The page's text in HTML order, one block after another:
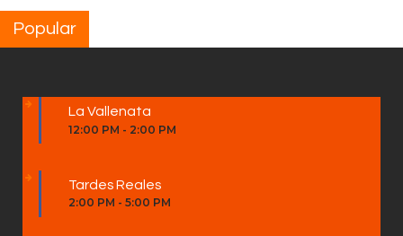
Popular
La Vallenata
12:00 PM - 2:00 PM
Tardes Reales
2:00 PM - 5:00 PM